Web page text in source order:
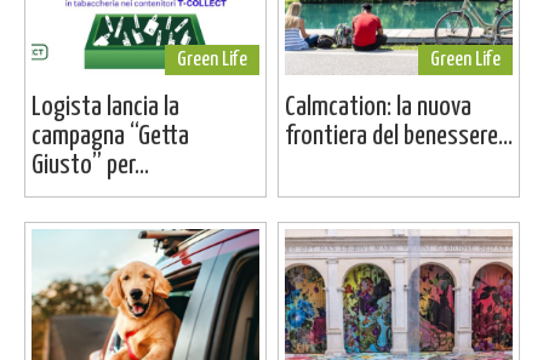
Green Life
Logista lancia la
campagna “Getta
Giusto” per...
Green Life
Calmcation: la nuova
frontiera del benessere...